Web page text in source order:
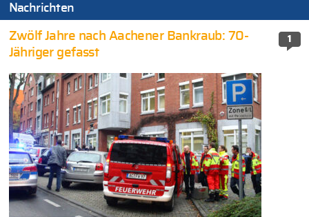
Nachrichten
1
Zwölf Jahre nach Aachener Bankraub: 70-
Jähriger gefasst